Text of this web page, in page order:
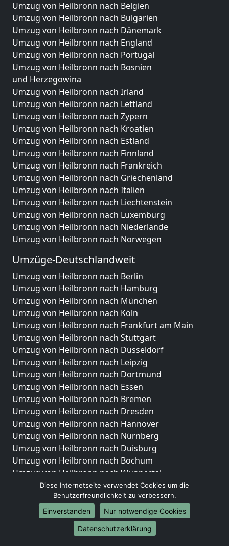
Umzug von Heilbronn nach Belgien
Umzug von Heilbronn nach Bulgarien
Umzug von Heilbronn nach Dänemark
Umzug von Heilbronn nach England
Umzug von Heilbronn nach Portugal
Umzug von Heilbronn nach Bosnien
und Herzegowina
Umzug von Heilbronn nach Irland
Umzug von Heilbronn nach Lettland
Umzug von Heilbronn nach Zypern
Umzug von Heilbronn nach Kroatien
Umzug von Heilbronn nach Estland
Umzug von Heilbronn nach Finnland
Umzug von Heilbronn nach Frankreich
Umzug von Heilbronn nach Griechenland
Umzug von Heilbronn nach Italien
Umzug von Heilbronn nach Liechtenstein
Umzug von Heilbronn nach Luxemburg
Umzug von Heilbronn nach Niederlande
Umzug von Heilbronn nach Norwegen
Umzüge-Deutschlandweit
Umzug von Heilbronn nach Berlin
Umzug von Heilbronn nach Hamburg
Umzug von Heilbronn nach München
Umzug von Heilbronn nach Köln
Umzug von Heilbronn nach Frankfurt am Main
Umzug von Heilbronn nach Stuttgart
Umzug von Heilbronn nach Düsseldorf
Umzug von Heilbronn nach Leipzig
Umzug von Heilbronn nach Dortmund
Umzug von Heilbronn nach Essen
Umzug von Heilbronn nach Bremen
Umzug von Heilbronn nach Dresden
Umzug von Heilbronn nach Hannover
Umzug von Heilbronn nach Nürnberg
Umzug von Heilbronn nach Duisburg
Umzug von Heilbronn nach Bochum
Umzug von Heilbronn nach Wuppertal
Umzug von Heilbronn nach Bielefeld
Umzug von Heilbronn nach Bonn
Umzug von Heilbronn nach Münster
Internationale-Umzüge
Diese Internetseite verwendet Cookies um die
Benutzerfreundlichkeit zu verbessern.
Einverstanden
Nur notwendige Cookies
Datenschutzerklärung